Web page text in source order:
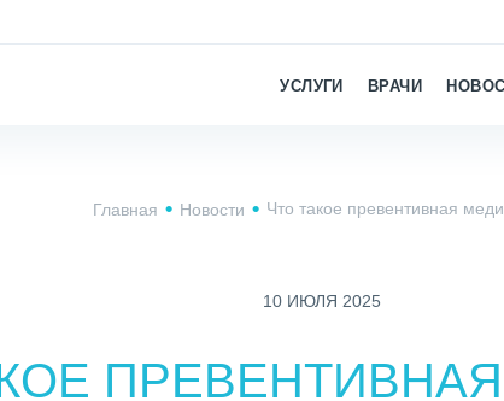
УСЛУГИ ВРАЧИ
Главная Новости Что такое превентивная
10 ИЮЛЯ 2025